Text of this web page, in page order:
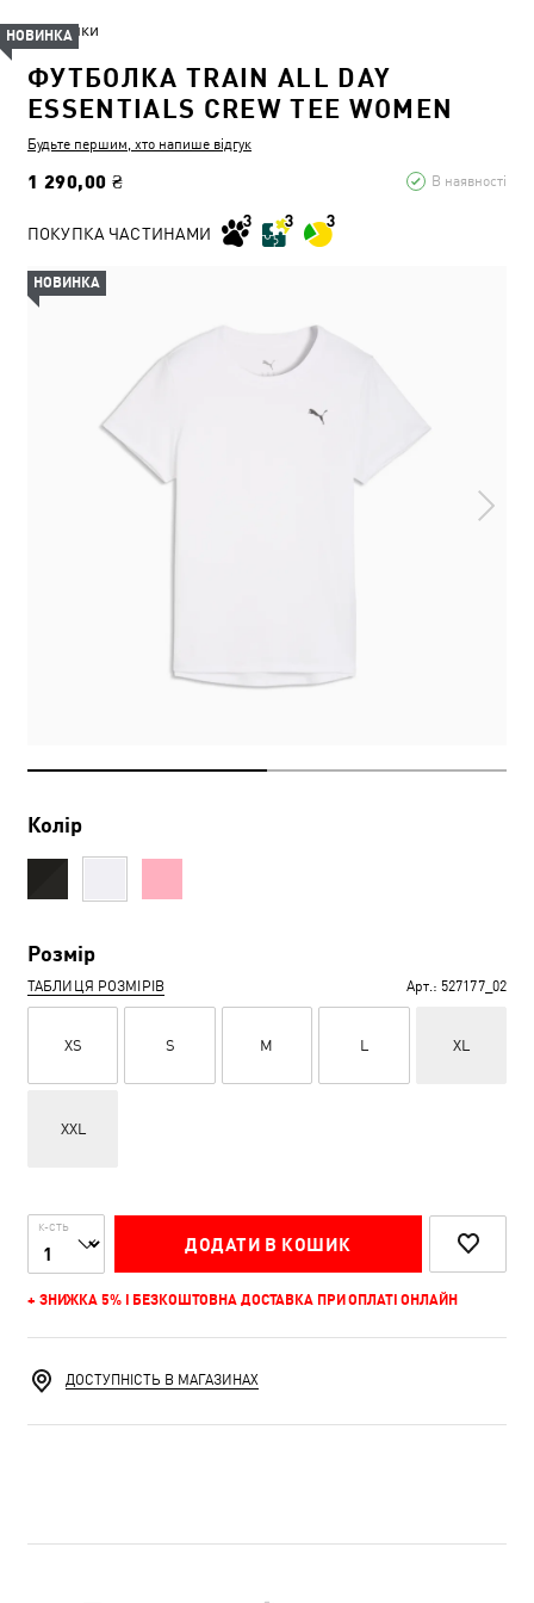
Жінки
ФУТБОЛКА TRAIN ALL DAY
ESSENTIALS CREW TEE WOMEN
Будьте першим, хто напише відгук
1 290,00 ₴ В наявності
НОВИНКА
ПОКУПКА ЧАСТИНАМИ
Колір
Розмір
ТАБЛИЦЯ РОЗМІРІВ Арт.: 527177_02
XS S M L XL
XXL
К-СТЬ
ДОДАТИ В КОШИК
+ ЗНИЖКА 5% І БЕЗКОШТОВНА ДОСТАВКА ПРИ ОПЛАТІ ОНЛАЙН
НОВИНКА
ДОСТУПНІСТЬ В МАГАЗИНАХ